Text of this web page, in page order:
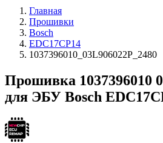
Главная
Прошивки
Bosch
EDC17CP14
1037396010_03L906022P_2480
Прошивка 1037396010
для ЭБУ Bosch